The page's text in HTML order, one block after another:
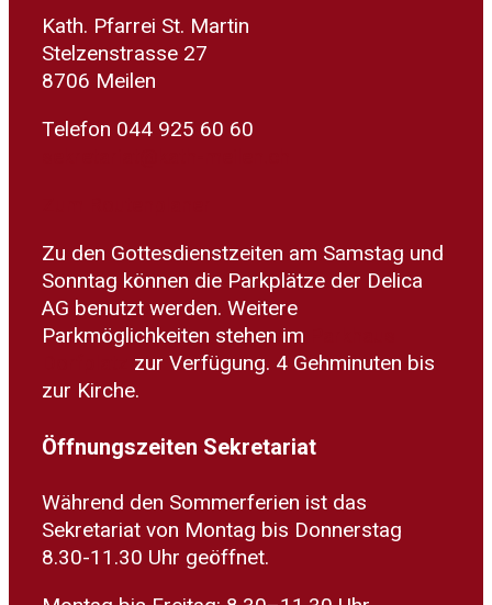
Kath. Pfarrei St. Martin
Stelzenstrasse 27
8706 Meilen
Telefon 044 925 60 60
Zu den Gottesdienstzeiten am Samstag und
Sonntag können die Parkplätze der Delica
AG benutzt werden. Weitere
Parkmöglichkeiten stehen im
zur Verfügung. 4 Gehminuten bis
zur Kirche.
Öffnungszeiten Sekretariat
Während den Sommerferien ist das
Sekretariat von Montag bis Donnerstag
8.30-11.30 Uhr geöffnet.